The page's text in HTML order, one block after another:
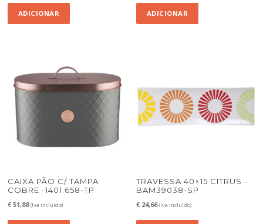
ADICIONAR ADICIONAR
CAIXA PÃO C/ TAMPA
COBRE -1401.658-TP
€ 51,88 (Iva incluído)
TRAVESSA 40×15 CITRUS -
BAM39038-SP
€ 24,66 (Iva incluído)